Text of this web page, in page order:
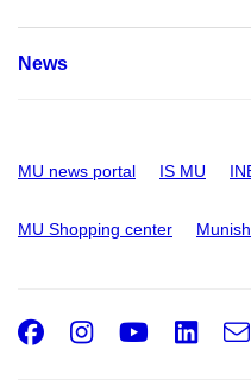
News
MU news portal IS MU
MU Shopping center
Facebook